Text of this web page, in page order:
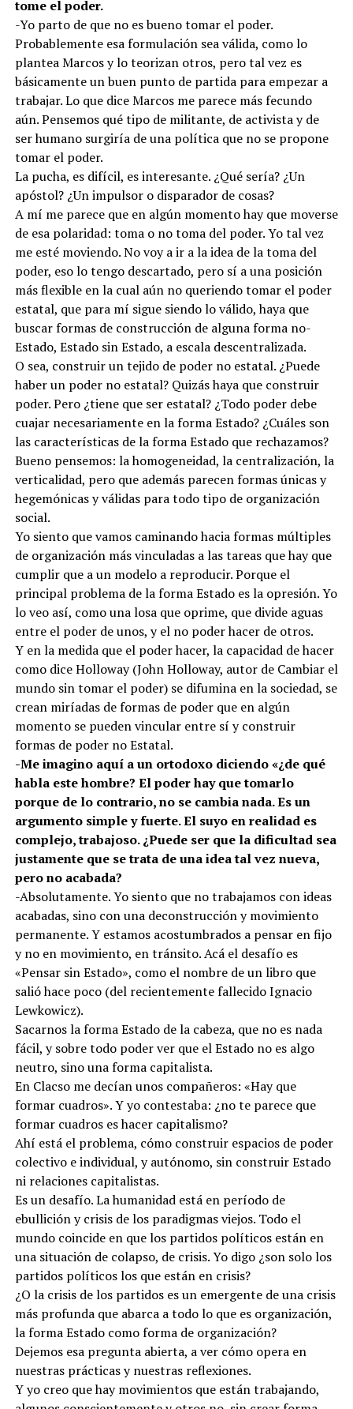
tome el poder.
-Yo parto de que no es bueno tomar el poder.
Probablemente esa formulación sea válida, como lo
plantea Marcos y lo teorizan otros, pero tal vez es
básicamente un buen punto de partida para empezar a
trabajar. Lo que dice Marcos me parece más fecundo
aún. Pensemos qué tipo de militante, de activista y de
ser humano surgiría de una política que no se propone
tomar el poder.
La pucha, es difícil, es interesante. ¿Qué sería? ¿Un
apóstol? ¿Un impulsor o disparador de cosas?
A mí me parece que en algún momento hay que moverse
de esa polaridad: toma o no toma del poder. Yo tal vez
me esté moviendo. No voy a ir a la idea de la toma del
poder, eso lo tengo descartado, pero sí a una posición
más flexible en la cual aún no queriendo tomar el poder
estatal, que para mí sigue siendo lo válido, haya que
buscar formas de construcción de alguna forma no-
Estado, Estado sin Estado, a escala descentralizada.
O sea, construir un tejido de poder no estatal. ¿Puede
haber un poder no estatal? Quizás haya que construir
poder. Pero ¿tiene que ser estatal? ¿Todo poder debe
cuajar necesariamente en la forma Estado? ¿Cuáles son
las características de la forma Estado que rechazamos?
Bueno pensemos: la homogeneidad, la centralización, la
verticalidad, pero que además parecen formas únicas y
hegemónicas y válidas para todo tipo de organización
social.
Yo siento que vamos caminando hacia formas múltiples
de organización más vinculadas a las tareas que hay que
cumplir que a un modelo a reproducir. Porque el
principal problema de la forma Estado es la opresión. Yo
lo veo así, como una losa que oprime, que divide aguas
entre el poder de unos, y el no poder hacer de otros.
Y en la medida que el poder hacer, la capacidad de hacer
como dice Holloway (John Holloway, autor de Cambiar el
mundo sin tomar el poder) se difumina en la sociedad, se
crean miríadas de formas de poder que en algún
momento se pueden vincular entre sí y construir
formas de poder no Estatal.
-Me imagino aquí a un ortodoxo diciendo «¿de qué
habla este hombre? El poder hay que tomarlo
porque de lo contrario, no se cambia nada. Es un
argumento simple y fuerte. El suyo en realidad es
complejo, trabajoso. ¿Puede ser que la dificultad sea
justamente que se trata de una idea tal vez nueva,
pero no acabada?
-Absolutamente. Yo siento que no trabajamos con ideas
acabadas, sino con una deconstrucción y movimiento
permanente. Y estamos acostumbrados a pensar en fijo
y no en movimiento, en tránsito. Acá el desafío es
«Pensar sin Estado», como el nombre de un libro que
salió hace poco (del recientemente fallecido Ignacio
Lewkowicz).
Sacarnos la forma Estado de la cabeza, que no es nada
fácil, y sobre todo poder ver que el Estado no es algo
neutro, sino una forma capitalista.
En Clacso me decían unos compañeros: «Hay que
formar cuadros». Y yo contestaba: ¿no te parece que
formar cuadros es hacer capitalismo?
Ahí está el problema, cómo construir espacios de poder
colectivo e individual, y autónomo, sin construir Estado
ni relaciones capitalistas.
Es un desafío. La humanidad está en período de
ebullición y crisis de los paradigmas viejos. Todo el
mundo coincide en que los partidos políticos están en
una situación de colapso, de crisis. Yo digo ¿son solo los
partidos políticos los que están en crisis?
¿O la crisis de los partidos es un emergente de una crisis
más profunda que abarca a todo lo que es organización,
la forma Estado como forma de organización?
Dejemos esa pregunta abierta, a ver cómo opera en
nuestras prácticas y nuestras reflexiones.
Y yo creo que hay movimientos que están trabajando,